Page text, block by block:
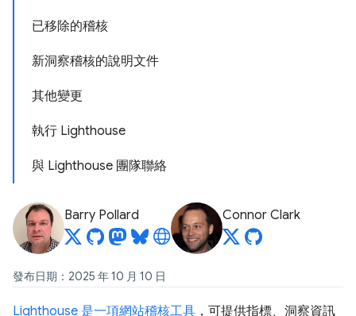
已移除的稽核
新洞察稽核的說明文件
其他變更
執行 Lighthouse
與 Lighthouse 團隊聯絡
Barry Pollard Connor Clark
發布日期：2025 年 10 月 10 日
Lighthouse 是一項網站稽核工具 ，可提供指標、洞察資訊